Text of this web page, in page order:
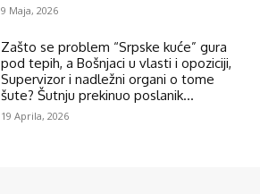
9 Maja, 2026
Zašto se problem “Srpske kuće” gura
pod tepih, a Bošnjaci u vlasti i opoziciji,
Supervizor i nadležni organi o tome
šute? Šutnju prekinuo poslanik...
19 Aprila, 2026